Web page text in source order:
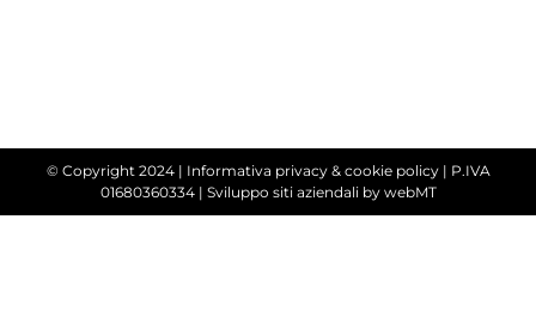
© Copyright 2024 | Informativa privacy & cookie policy| P.IVA
01680360334 | Sviluppo siti aziendaliby webMT